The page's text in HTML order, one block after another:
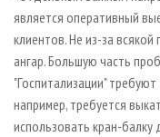
является оперативный
клиентов. Не из-за
ангар. Большую часть
"Госпитализации"
например, требуется
использовать кран-